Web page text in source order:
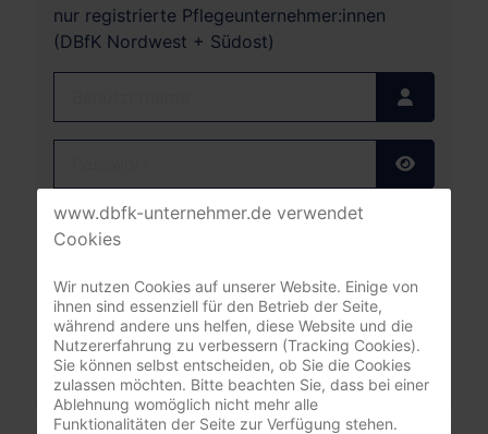
nur registrierte Pflegeunternehmer:innen
(DBfK Nordwest + Südost)
Angemeldet bleiben
Passwort vergessen?
Benutzername vergessen?
www.dbfk-unternehmer.de verwendet
Cookies
Wir nutzen Cookies auf unserer Website. Einige von
ihnen sind essenziell für den Betrieb der Seite,
während andere uns helfen, diese Website und die
Nutzererfahrung zu verbessern (Tracking Cookies).
Sie können selbst entscheiden, ob Sie die Cookies
zulassen möchten. Bitte beachten Sie, dass bei einer
Ablehnung womöglich nicht mehr alle
Funktionalitäten der Seite zur Verfügung stehen.